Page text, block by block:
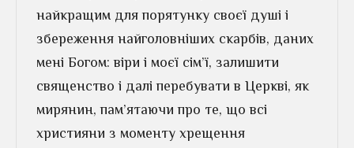
найкращим для порятунку своєї душі і
збереження найголовніших скарбів, даних
мені Богом: віри і моєї сім’ї, залишити
священство і далі перебувати в Церкві, як
мирянин, пам’ятаючи про те, що всі
християни з моменту хрещення